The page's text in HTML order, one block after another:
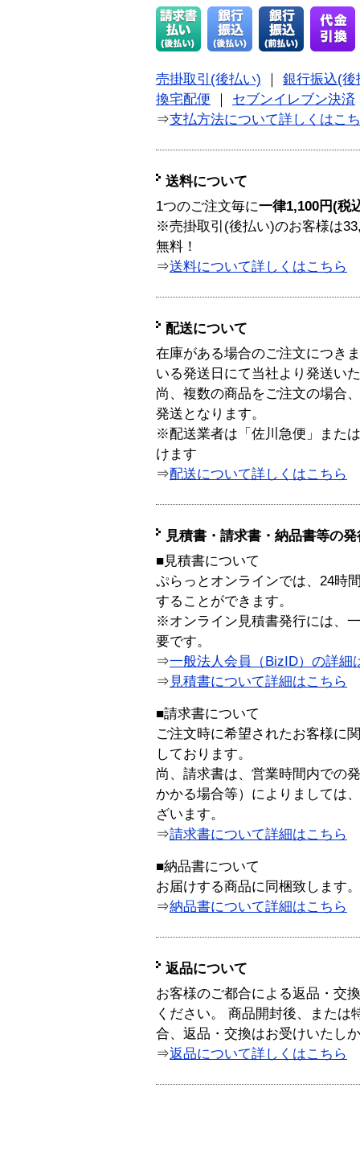
売掛取引(後払い)
銀行振込(後
換宅配便
セブンイレブン決済
⇒支払方法について詳しくはこ
送料について
1つのご注文毎に一律1,100円(税
※売掛取引(後払い)のお客様は
無料！
⇒送料について詳しくはこちら
配送について
在庫がある場合のご注文につき
いる発送日にて当社より発送い
尚、複数の商品をご注文の場合
発送となります。
※配送業者は「佐川急便」また
けます
⇒配送について詳しくはこちら
見積書・請求書・納品書等の
■見積書について
ぷらっとオンラインでは、24時
することができます。
※オンライン見積書発行には、
要です。
⇒一般法人会員（BizID）の詳細
⇒ 見積書について詳細はこちら
■請求書について
ご注文時に希望されたお客様に
しております。
尚、請求書は、営業時間内での
かかる場合等）によりましては
ざいます。
⇒請求書について詳細はこちら
■納品書について
お届けする商品に同梱致します。
⇒納品書について詳細はこちら
返品について
お客様のご都合による返品・交
ください。 商品開封後、または
合、返品・交換はお受けいたし
⇒返品について詳しくはこちら